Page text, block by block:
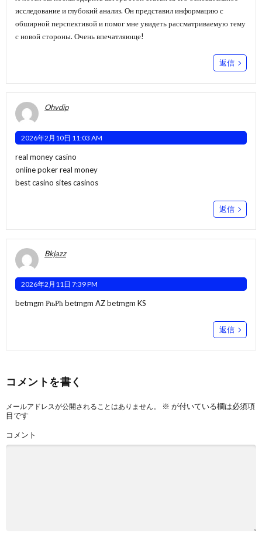
исследование и глубокий анализ. Он представил информацию с
обширной перспективой и помог мне увидеть рассматриваемую тему
с новой стороны. Очень впечатляюще!
返信
Ohvdip
2026年2月10日 11:03 AM
real money casino
online poker real money
best casino sites casinos
返信
Bkjazz
2026年2月11日 7:39 PM
betmgm РњРћ betmgm AZbetmgm KS
返信
コメントを書く
メールアドレスが公開されることはありません。 ※ が付いている欄は必須項
目です
コメント